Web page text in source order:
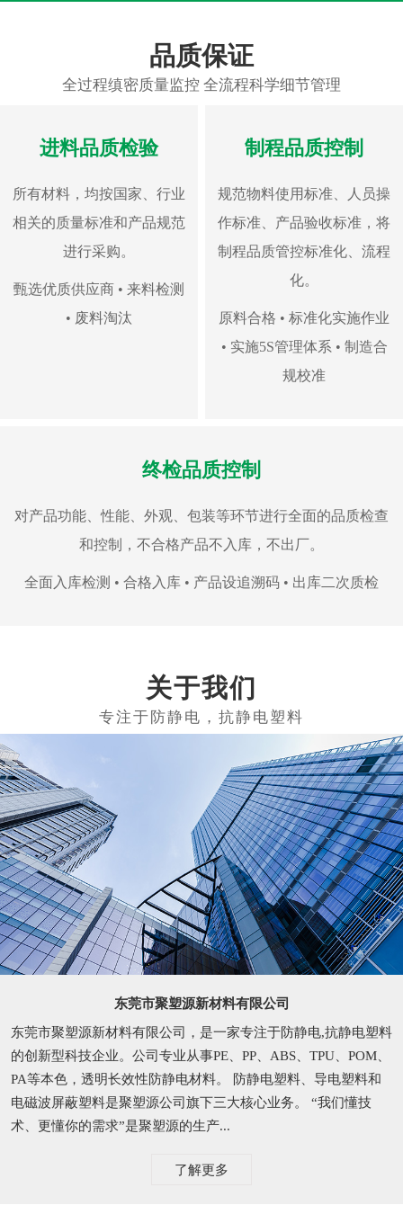
品质保证
全过程缜密质量监控 全流程科学细节管理
进料品质检验
所有材料，均按国家、行业
相关的质量标准和产品规范
进行采购。
甄选优质供应商 • 来料检测
• 废料淘汰
制程品质控制
规范物料使用标准、人员操
作标准、产品验收标准，将
制程品质管控标准化、流程
化。
原料合格 • 标准化实施作业
• 实施5S管理体系 • 制造合
规校准
终检品质控制
对产品功能、性能、外观、包装等环节进行全面的品质检查
和控制，不合格产品不入库，不出厂。
全面入库检测 • 合格入库 • 产品设追溯码 • 出库二次质检
关于我们
东莞市聚塑源新材料有限公司
东莞市聚塑源新材料有限公司，是一家专注于防静电,抗静电塑料
的创新型科技企业。公司专业从事PE、PP、ABS、TPU、POM、
PA等本色，透明长效性防静电材料。 防静电塑料、导电塑料和
电磁波屏蔽塑料是聚塑源公司旗下三大核心业务。 “我们懂技
术、更懂你的需求”是聚塑源的生产...
了解更多